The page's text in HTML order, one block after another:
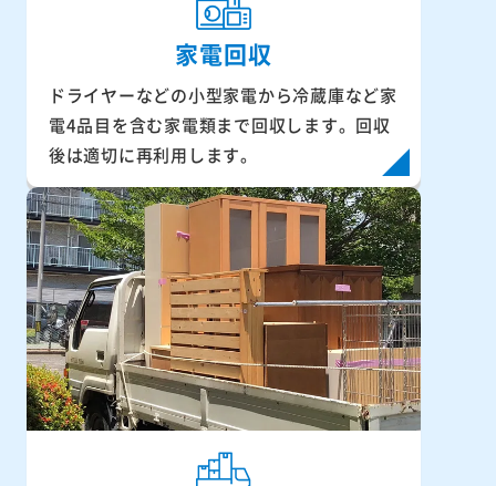
家電回収
ドライヤーなどの小型家電から冷蔵庫など家
電4品目を含む家電類まで回収します。回収
後は適切に再利用します。